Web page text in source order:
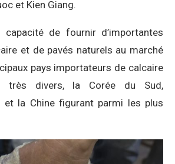
et Kien Giang.
de fournir d’importantes
et de pavés naturels au marché
pays importateurs de calcaire
très divers, la Corée du Sud,
et la Chine figurant parmi les plus